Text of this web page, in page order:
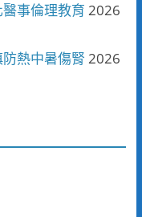
事倫理教育 2026
熱中暑傷腎 2026